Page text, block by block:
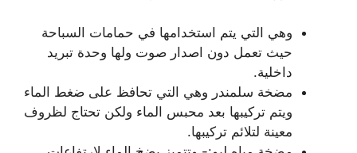
وهي التي يتم استخدامها في حمامات السباحة
حيث تعمل دون اصدار صوت ولها وحدة تبريد
داخلية.
مضخة سلمندر وهي التي تحافظ على ضغط الماء
ويتم تركيبها بعد محبس الماء ولكن تحتاج لظروف
معينة لتلائم تركيبها.